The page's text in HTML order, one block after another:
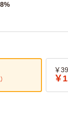
￥
￥